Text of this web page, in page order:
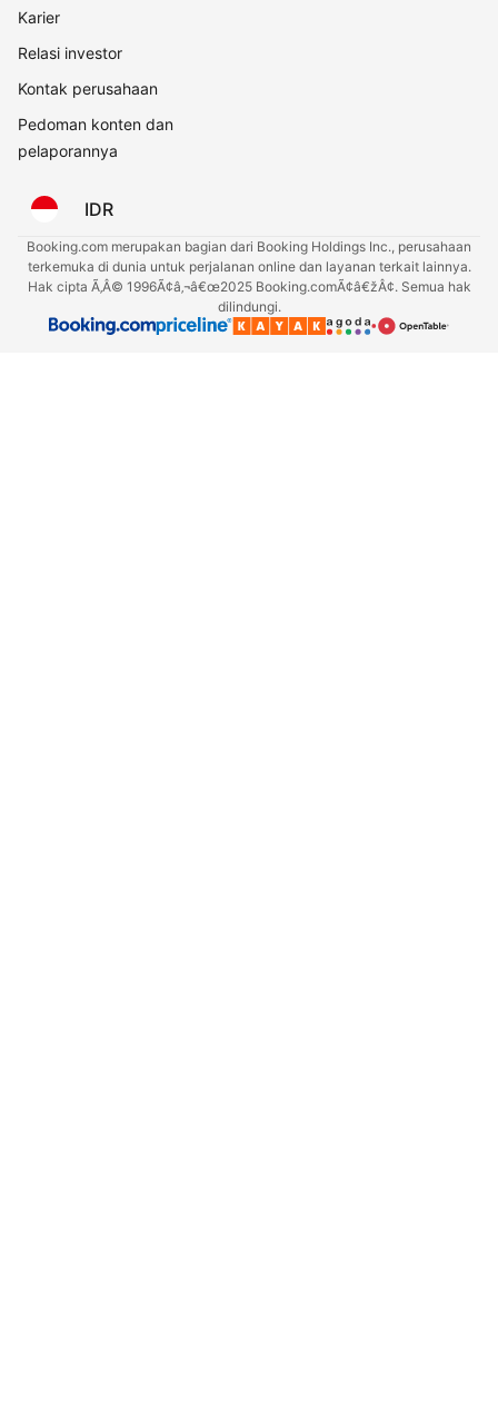
Karier
Relasi investor
Kontak perusahaan
Pedoman konten dan
pelaporannya
IDR
Booking.com merupakan bagian dari Booking Holdings Inc., perusahaan
terkemuka di dunia untuk perjalanan online dan layanan terkait lainnya.
Hak cipta Ã‚Â© 1996Ã¢â‚¬â€œ2025 Booking.comÃ¢â€žÂ¢. Semua hak
dilindungi.